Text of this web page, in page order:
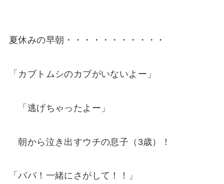
夏休みの早朝・・・・・・・・・・・
「カブトムシのカブがいないよー」
「逃げちゃったよー」
朝から泣き出すウチの息子（3歳）！
「パパ！一緒にさがして！！」